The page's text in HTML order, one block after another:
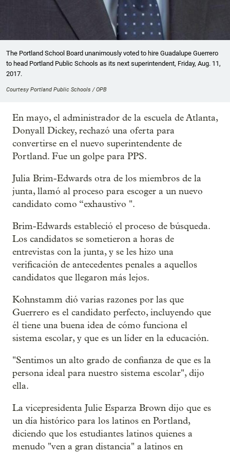
The Portland School Board unanimously voted to hire Guadalupe Guerrero
to head Portland Public Schools as its next superintendent, Friday, Aug. 11,
2017.
Courtesy Portland Public Schools / OPB
En mayo, el administrador de la escuela de Atlanta,
Donyall Dickey, rechazó una oferta para
convertirse en el nuevo superintendente de
Portland. Fue un golpe para PPS.
Julia Brim-Edwards otra de los miembros de la
junta, llamó al proceso para escoger a un nuevo
candidato como “exhaustivo ".
Brim-Edwards estableció el proceso de búsqueda.
Los candidatos se sometieron a horas de
entrevistas con la junta, y se les hizo una
verificación de antecedentes penales a aquellos
candidatos que llegaron más lejos.
Kohnstamm dió varias razones por las que
Guerrero es el candidato perfecto, incluyendo que
él tiene una buena idea de cómo funciona el
sistema escolar, y que es un líder en la educación.
"Sentimos un alto grado de confianza de que es la
persona ideal para nuestro sistema escolar", dijo
ella.
La vicepresidenta Julie Esparza Brown dijo que es
un día histórico para los latinos en Portland,
diciendo que los estudiantes latinos quienes a
menudo "ven a gran distancia" a latinos en